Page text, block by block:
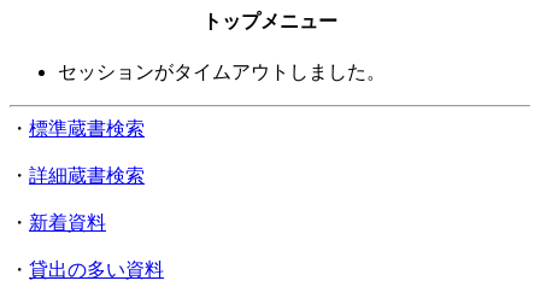
トップメニュー
セッションがタイムアウトしました。
・ 標準蔵書検索
・ 詳細蔵書検索
・ 新着資料
・ 貸出の多い資料